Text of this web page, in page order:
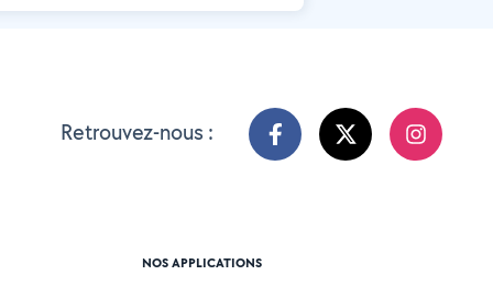
Retrouvez-nous :
NOS APPLICATIONS